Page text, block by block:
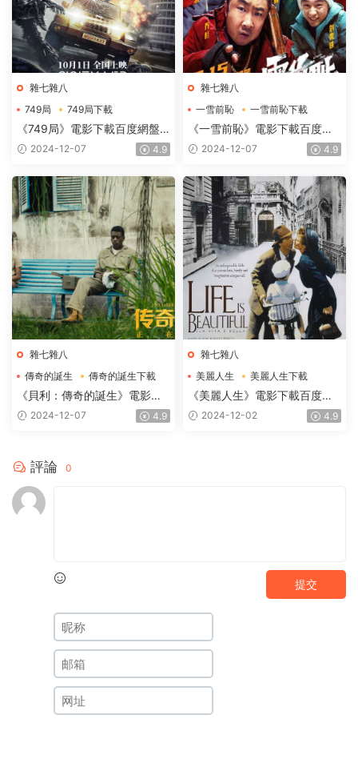
雜七雜八
749局
749局下載
749局電影下載
《749局》電影下載百度網盤
2024_HD國語中字2.73GB
2024-12-07 4.9
雜七雜八
一雪前恥
一雪前恥下載
一雪前恥電影下載
《一雪前恥》電影下載百度網
盤-2024_HD國語中英雙字
2024-12-07 4.9
雜七雜八
傳奇的誕生
傳奇的誕生下載
傳奇的誕生電影下載
《貝利：傳奇的誕生》電影下
載百度網盤BD國語中英雙字
2024-12-07 4.9
雜七雜八
美麗人生
美麗人生下載
美麗人生電影下載
《美麗人生》電影下載百度網
盤1997.高清國語中英雙字
2024-12-02 4.9
評論 0
提交